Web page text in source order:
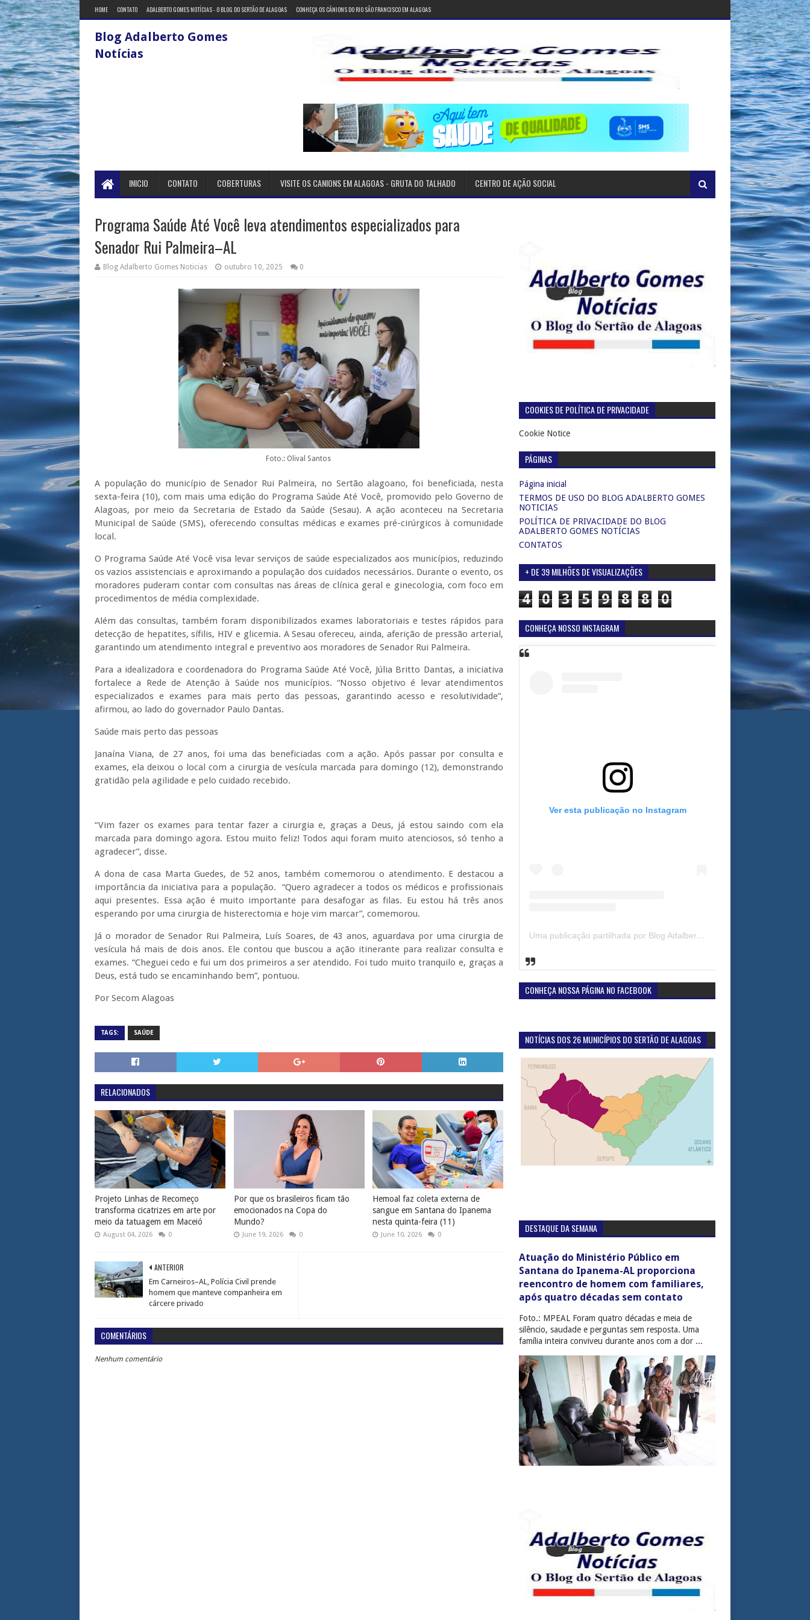
HOME CONTATO ADALBERTO GOMES NOTÍCIAS - O BLOG DO SERTÃO DE ALAGOAS CONHEÇA OS CÂNIONS DO RIO SÃO FRANCISCO EM ALAGOAS
Blog Adalberto Gomes
Notícias
INICIO CONTATO COBERTURAS VISITE OS CANIONS EM ALAGOAS - GRUTA DO TALHADO CENTRO DE AÇÃO SOCIAL
Programa Saúde Até Você leva atendimentos especializados para
Senador Rui Palmeira–AL
Blog Adalberto Gomes Noticias outubro 10, 2025 0
Foto.: Olival Santos
A população do município de Senador Rui Palmeira, no Sertão alagoano, foi beneficiada, nesta
sexta-feira (10), com mais uma edição do Programa Saúde Até Você, promovido pelo Governo de
Alagoas, por meio da Secretaria de Estado da Saúde (Sesau). A ação aconteceu na Secretaria
Municipal de Saúde (SMS), oferecendo consultas médicas e exames pré-cirúrgicos à comunidade
local.
O Programa Saúde Até Você visa levar serviços de saúde especializados aos municípios, reduzindo
os vazios assistenciais e aproximando a população dos cuidados necessários. Durante o evento, os
moradores puderam contar com consultas nas áreas de clínica geral e ginecologia, com foco em
procedimentos de média complexidade.
Além das consultas, também foram disponibilizados exames laboratoriais e testes rápidos para
detecção de hepatites, sífilis, HIV e glicemia. A Sesau ofereceu, ainda, aferição de pressão arterial,
garantindo um atendimento integral e preventivo aos moradores de Senador Rui Palmeira.
Para a idealizadora e coordenadora do Programa Saúde Até Você, Júlia Britto Dantas, a iniciativa
fortalece a Rede de Atenção à Saúde nos municípios. “Nosso objetivo é levar atendimentos
especializados e exames para mais perto das pessoas, garantindo acesso e resolutividade”,
afirmou, ao lado do governador Paulo Dantas.
Saúde mais perto das pessoas
Janaína Viana, de 27 anos, foi uma das beneficiadas com a ação. Após passar por consulta e
exames, ela deixou o local com a cirurgia de vesícula marcada para domingo (12), demonstrando
gratidão pela agilidade e pelo cuidado recebido.
“Vim fazer os exames para tentar fazer a cirurgia e, graças a Deus, já estou saindo com ela
marcada para domingo agora. Estou muito feliz! Todos aqui foram muito atenciosos, só tenho a
agradecer”, disse.
A dona de casa Marta Guedes, de 52 anos, também comemorou o atendimento. E destacou a
importância da iniciativa para a população. “Quero agradecer a todos os médicos e profissionais
aqui presentes. Essa ação é muito importante para desafogar as filas. Eu estou há três anos
esperando por uma cirurgia de histerectomia e hoje vim marcar”, comemorou.
Já o morador de Senador Rui Palmeira, Luís Soares, de 43 anos, aguardava por uma cirurgia de
vesícula há mais de dois anos. Ele contou que buscou a ação itinerante para realizar consulta e
exames. “Cheguei cedo e fui um dos primeiros a ser atendido. Foi tudo muito tranquilo e, graças a
Deus, está tudo se encaminhando bem”, pontuou.
Por Secom Alagoas
TAGS: SAÚDE
RELACIONADOS
Projeto Linhas de Recomeço
transforma cicatrizes em arte por
meio da tatuagem em Maceió
August 04, 2026 0
Por que os brasileiros ficam tão
emocionados na Copa do
Mundo?
June 19, 2026 0
Hemoal faz coleta externa de
sangue em Santana do Ipanema
nesta quinta-feira (11)
June 10, 2026 0
ANTERIOR
Em Carneiros–AL, Polícia Civil prende
homem que manteve companheira em
cárcere privado
COMENTÁRIOS
Nenhum comentário
COOKIES DE POLÍTICA DE PRIVACIDADE
Cookie Notice
PÁGINAS
Página inicial
TERMOS DE USO DO BLOG ADALBERTO GOMES
NOTICIAS
POLÍTICA DE PRIVACIDADE DO BLOG
ADALBERTO GOMES NOTÍCIAS
CONTATOS
+ DE 39 MILHÕES DE VISUALIZAÇÕES
4 0 3 5 9 8 8 0
CONHEÇA NOSSO INSTAGRAM
Ver esta publicação no Instagram
Uma publicação partilhada por Blog Adalberto Gomes Noticias (@blogadalbertogomesnoticiass)
CONHEÇA NOSSA PÁGINA NO FACEBOOK
NOTÍCIAS DOS 26 MUNICÍPIOS DO SERTÃO DE ALAGOAS
DESTAQUE DA SEMANA
Atuação do Ministério Público em
Santana do Ipanema-AL proporciona
reencontro de homem com familiares,
após quatro décadas sem contato
Foto.: MPEAL Foram quatro décadas e meia de
silêncio, saudade e perguntas sem resposta. Uma
família inteira conviveu durante anos com a dor ...